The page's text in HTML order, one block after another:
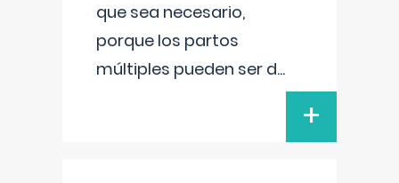
que sea necesario,
porque los partos
múltiples pueden ser d...
+